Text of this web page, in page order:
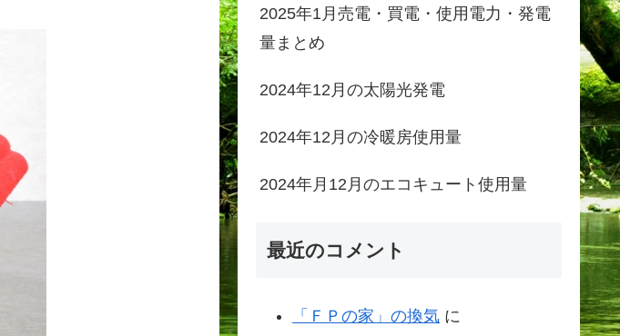
2025年1月売電・買電・使用電力・発電
量まとめ
2024年12月の太陽光発電
2024年12月の冷暖房使用量
2024年月12月のエコキュート使用量
最近のコメント
「ＦＰの家」の換気 に